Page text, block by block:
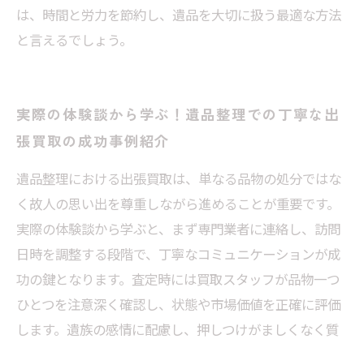
は、時間と労力を節約し、遺品を大切に扱う最適な方法
と言えるでしょう。
実際の体験談から学ぶ！遺品整理での丁寧な出
張買取の成功事例紹介
遺品整理における出張買取は、単なる品物の処分ではな
く故人の思い出を尊重しながら進めることが重要です。
実際の体験談から学ぶと、まず専門業者に連絡し、訪問
日時を調整する段階で、丁寧なコミュニケーションが成
功の鍵となります。査定時には買取スタッフが品物一つ
ひとつを注意深く確認し、状態や市場価値を正確に評価
します。遺族の感情に配慮し、押しつけがましくなく質